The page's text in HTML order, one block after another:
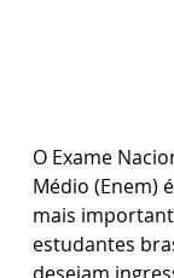
O Exame
Médio (Enem)
mais
estudantes